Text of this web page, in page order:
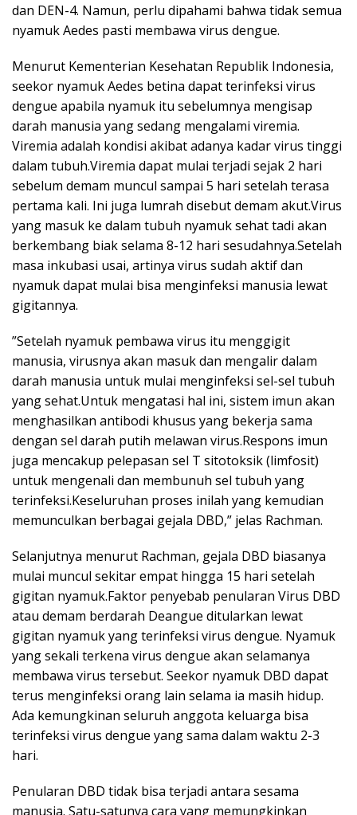
dan DEN-4. Namun, perlu dipahami bahwa tidak semua
nyamuk Aedes pasti membawa virus dengue.
Menurut Kementerian Kesehatan Republik Indonesia,
seekor nyamuk Aedes betina dapat terinfeksi virus
dengue apabila nyamuk itu sebelumnya mengisap
darah manusia yang sedang mengalami viremia.
Viremia adalah kondisi akibat adanya kadar virus tinggi
dalam tubuh.Viremia dapat mulai terjadi sejak 2 hari
sebelum demam muncul sampai 5 hari setelah terasa
pertama kali. Ini juga lumrah disebut demam akut.Virus
yang masuk ke dalam tubuh nyamuk sehat tadi akan
berkembang biak selama 8-12 hari sesudahnya.Setelah
masa inkubasi usai, artinya virus sudah aktif dan
nyamuk dapat mulai bisa menginfeksi manusia lewat
gigitannya.
”Setelah nyamuk pembawa virus itu menggigit
manusia, virusnya akan masuk dan mengalir dalam
darah manusia untuk mulai menginfeksi sel-sel tubuh
yang sehat.Untuk mengatasi hal ini, sistem imun akan
menghasilkan antibodi khusus yang bekerja sama
dengan sel darah putih melawan virus.Respons imun
juga mencakup pelepasan sel T sitotoksik (limfosit)
untuk mengenali dan membunuh sel tubuh yang
terinfeksi.Keseluruhan proses inilah yang kemudian
memunculkan berbagai gejala DBD,” jelas Rachman.
Selanjutnya menurut Rachman, gejala DBD biasanya
mulai muncul sekitar empat hingga 15 hari setelah
gigitan nyamuk.Faktor penyebab penularan Virus DBD
atau demam berdarah Deangue ditularkan lewat
gigitan nyamuk yang terinfeksi virus dengue. Nyamuk
yang sekali terkena virus dengue akan selamanya
membawa virus tersebut. Seekor nyamuk DBD dapat
terus menginfeksi orang lain selama ia masih hidup.
Ada kemungkinan seluruh anggota keluarga bisa
terinfeksi virus dengue yang sama dalam waktu 2-3
hari.
Penularan DBD tidak bisa terjadi antara sesama
manusia. Satu-satunya cara yang memungkinkan